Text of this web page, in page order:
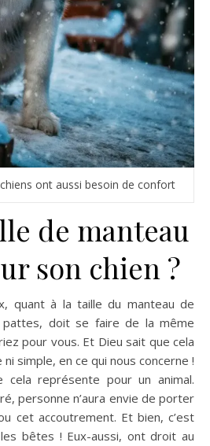
ont aussi besoin de confort
de manteau
son chien ?
quant à la taille du manteau de
doit se faire de la même
pour vous. Et Dieu sait que cela
simple, en ce qui nous concerne !
cela représente pour un animal.
personne n’aura envie de porter
cet accoutrement. Et bien, c’est
bêtes ! Eux-aussi, ont droit au